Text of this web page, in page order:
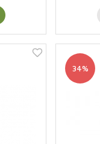
34%